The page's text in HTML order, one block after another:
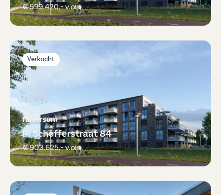
€ 599.420,- v.o.n.
Verkocht
Hilversum
Pi Schefferstraat 84
€ 903.625,- v.o.n.